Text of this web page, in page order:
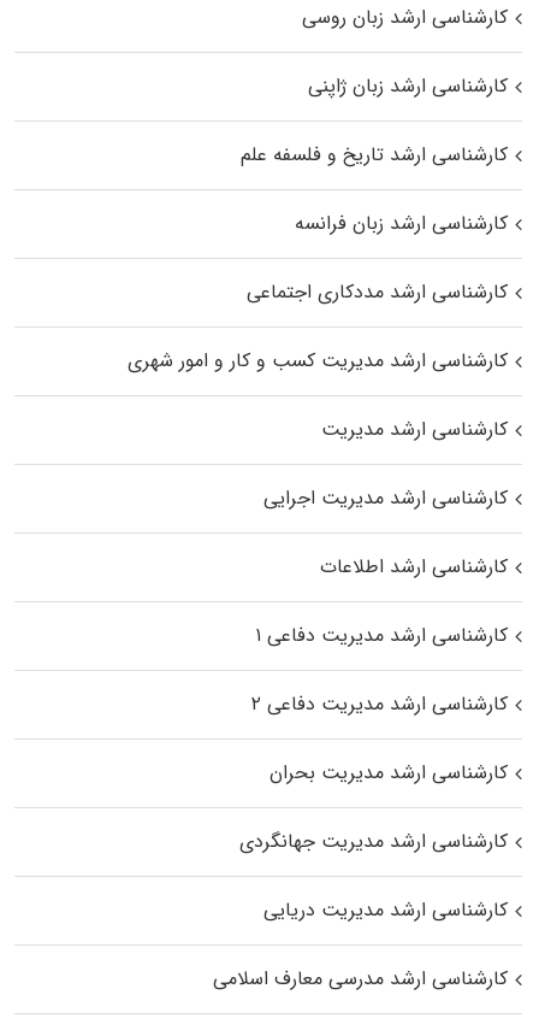
کارشناسی ارشد زبان روسی
کارشناسی ارشد زبان ژاپنی
کارشناسی ارشد تاریخ و فلسفه علم
کارشناسی ارشد زبان فرانسه
کارشناسی ارشد مددکاری اجتماعی
کارشناسی ارشد مدیریت کسب و کار و امور شهری
کارشناسی ارشد مدیریت
کارشناسی ارشد مدیریت اجرایی
کارشناسی ارشد اطلاعات
کارشناسی ارشد مدیریت دفاعی ۱
کارشناسی ارشد مدیریت دفاعی ۲
کارشناسی ارشد مدیریت بحران
کارشناسی ارشد مدیریت جهانگردی
کارشناسی ارشد مدیریت دریایی
کارشناسی ارشد مدرسی معارف اسلامی